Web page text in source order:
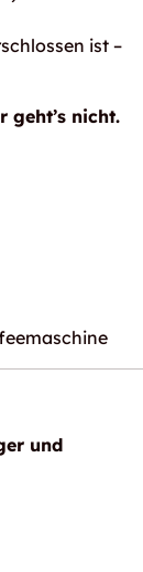
ist –
geht’s nicht.
und